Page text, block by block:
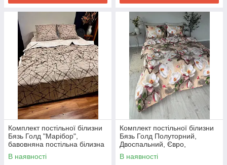
Комплект постільної білизни
Бязь Голд "Марібор",
бавовняна постільна білизна
з принтом, Євро
В наявності
Комплект постільної білизни
Бязь Голд Полуторний,
Двоспальний, Євро,
Сімейний з принтом
Магнолія Євро
В наявності